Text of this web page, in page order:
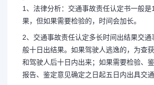
1、法律分析：交通事故责任认定书一般是
果，但如果需要检验的，时间会加长。
2、交通事故责任认定多长时间出结果交通
般十日出结果。如果驾驶人逃逸的，为查
和驾驶人后十日内出来；如果需要检验、
报告、鉴定意见确定之日起五日内出具交通
交通事故责任认
事故责任认
1、法律分析：交